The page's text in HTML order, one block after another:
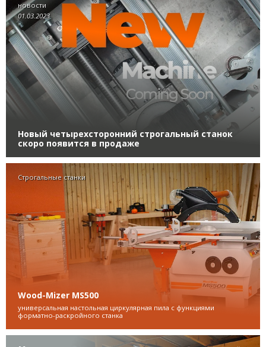
новости
01.03.2023
Новый четырехсторонний строгальный станок
скоро появится в продаже
Строгальные станки
Wood-Mizer MS500
универсальная настольная циркулярная пила с функциями
форматно-раскройного станка